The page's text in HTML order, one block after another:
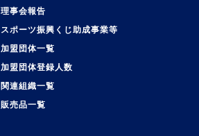
理事会報告
スポーツ振興くじ助成事業等
加盟団体一覧
加盟団体登録人数
関連組織一覧
販売品一覧